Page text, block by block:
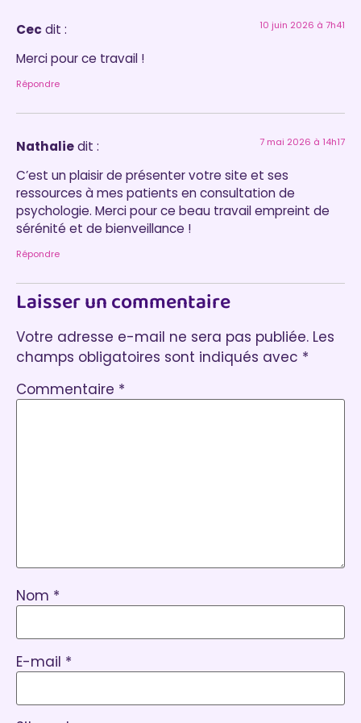
Cecdit : 10 juin 2026 à 7h41
Merci pour ce travail !
Répondre
Nathaliedit : 7 mai 2026 à 14h17
C’est un plaisir de présenter votre site et ses
ressources à mes patients en consultation de
psychologie. Merci pour ce beau travail empreint de
sérénité et de bienveillance !
Répondre
Laisser un commentaire
Votre adresse e-mail ne sera pas publiée. Les
champs obligatoires sont indiqués avec *
Commentaire *
Nom *
E-mail *